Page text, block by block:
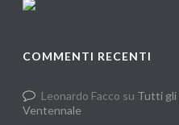
COMMENTI RECENTI
Leonardo Facco su Tutti gli
Ventennale